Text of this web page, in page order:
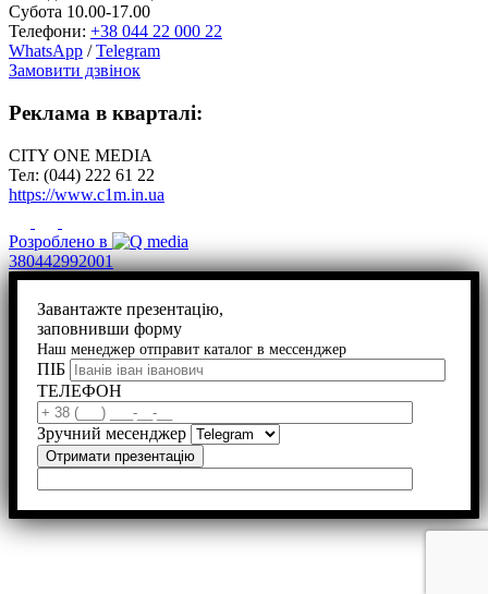
Субота 10.00-17.00
Телефони: +38 044 22 000 22
WhatsApp /Telegram
Замовити дзвінок
Реклама в кварталі:
CITY ONE MEDIA
Тел: (044) 222 61 22
https://www.c1m.in.ua
Розроблено в
380442992001
Завантажте презентацію,
заповнивши форму
Наш менеджер отправит каталог в мессенджер
ПІБ
ТЕЛЕФОН
Зручний месенджер